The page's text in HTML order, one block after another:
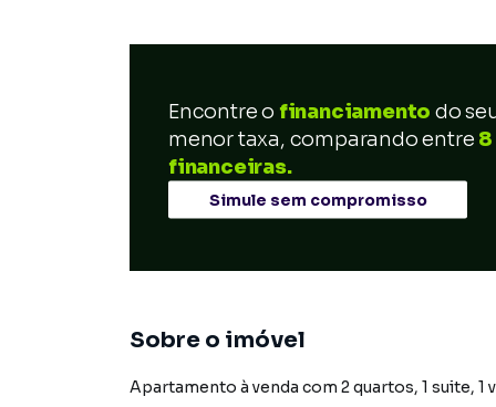
Encontre o financiamento do
menor taxa, comparando entre
financeiras.
Simule sem compromisso
Sobre o imóvel
Apartamento à venda com 2 quartos, 1 suite, 1